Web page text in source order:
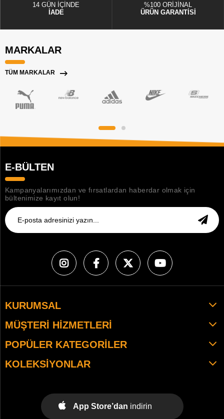
14 GÜN İÇİNDE
İADE
%100 ORİJİNAL
ÜRÜN GARANTİSİ
MARKALAR
TÜM MARKALAR
E-BÜLTEN
Kampanyalarımızdan ve fırsatlardan haberdar olmak için
bültenimize kayıt olun!
KURUMSAL
MÜŞTERI HIZMETLERI
POPÜLER KATEGORILER
KOLEKSIYONLAR
App Store’dan indirin